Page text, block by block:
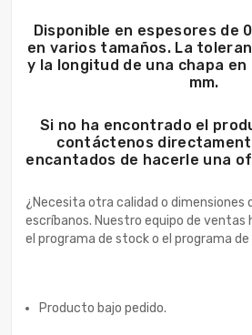
Disponible en espesores de
en varios tamaños. La
y la longitud de una chapa
mm.
Si no ha encontrado el
contáctenos
encantados de hacerle una
¿Necesita otra calidad o dimensiones
escríbanos. Nuestro equipo de
el programa de stock o el programa
Producto bajo pedido.